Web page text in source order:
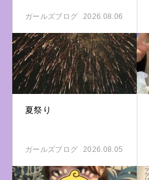
ガールズブログ 2026.08.06
夏祭り
ガールズブログ 2026.08.05